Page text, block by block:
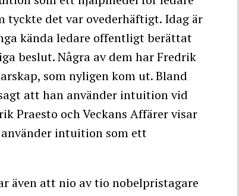
tyckte det var ovederhäftigt. Idag är
kända ledare offentligt berättat
beslut. Några av dem har Fredrik
som nyligen kom ut. Bland
att han använder intuition vid
Praesto och Veckans Affärer visar
intuition som ett
även att nio av tio nobelpristagare